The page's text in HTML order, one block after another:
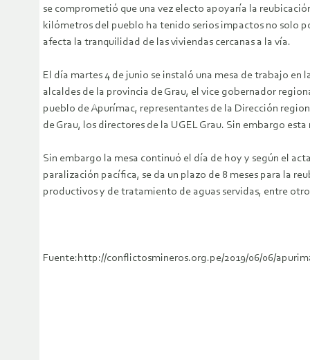
se comprometió que una vez electo apoyaría la
kilómetros del pueblo ha tenido serios impactos no solo
afecta la tranquilidad de las viviendas cercanas a la vía.
El día martes 4 de junio se instaló una mesa de trabajo
alcaldes de la provincia de Grau, el vice gobernador
pueblo de Apurímac, representantes de la Dirección
de Grau, los directores de la UGEL Grau. Sin embargo
Sin embargo la mesa continuó el día de hoy y según el
paralización pacífica, se da un plazo de 8 meses para la
productivos y de tratamiento de aguas servidas, entre
Fuente:http://conflictosmineros.org.pe/2019/06/06/